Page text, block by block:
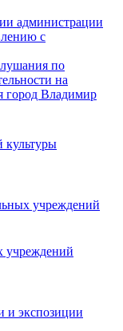
администрации
с
по
на
город Владимир
учреждений
учреждений
и экспозиции